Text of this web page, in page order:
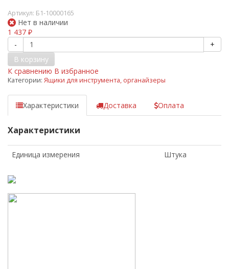
Артикул: Б1-10000165
Нет в наличии
1 437 ₽
-
+
В корзину
К сравнению В избранное
Категории: Ящики для инструмента, органайзеры
Характеристики Доставка Оплата
Характеристики
Единица измерения Штука